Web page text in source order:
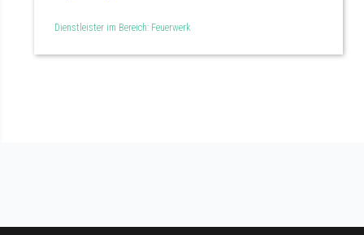
Dienstleister im Bereich: Feuerwerk